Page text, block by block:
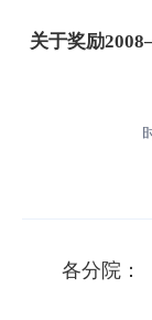
关于奖励
各分院：